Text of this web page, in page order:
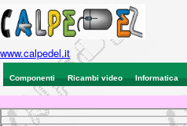
www.calpedel.it
Componenti Ricambi video Informatica